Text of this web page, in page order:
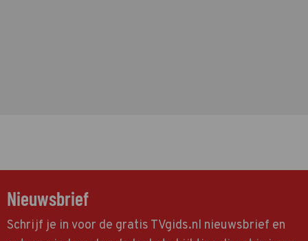
Nieuwsbrief
Schrijf je in voor de gratis TVgids.nl nieuwsbrief en